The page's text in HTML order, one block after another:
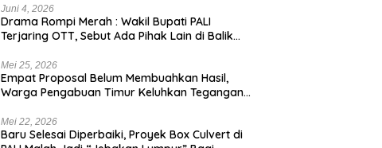
Juni 4, 2026
Drama Rompi Merah : Wakil Bupati PALI
Terjaring OTT, Sebut Ada Pihak Lain di Balik
Mei 25, 2026
Empat Proposal Belum Membuahkan Hasil,
Warga Pengabuan Timur Keluhkan Tegangan
Mei 22, 2026
Baru Selesai Diperbaiki, Proyek Box Culvert di